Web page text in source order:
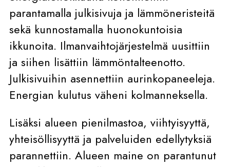
parantamalla julkisivuja ja lämmöneristeitä
sekä kunnostamalla huonokuntoisia
ikkunoita. Ilmanvaihtojärjestelmä uusittiin
ja siihen lisättiin lämmöntalteenotto.
Julkisivuihin asennettiin aurinkopaneeleja.
Energian kulutus väheni kolmanneksella.
Lisäksi alueen pienilmastoa, viihtyisyyttä,
yhteisöllisyyttä ja palveluiden edellytyksiä
parannettiin. Alueen maine on parantunut